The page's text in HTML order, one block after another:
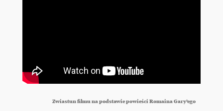
Zwiastun filmu na podstawie powieści Romaina Gary’ego